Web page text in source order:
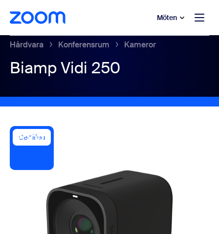
huvudinnehåll
till hjälpchatt Möten
Hårdvara Konferensrum Kameror
Biamp Vidi 250
Certified